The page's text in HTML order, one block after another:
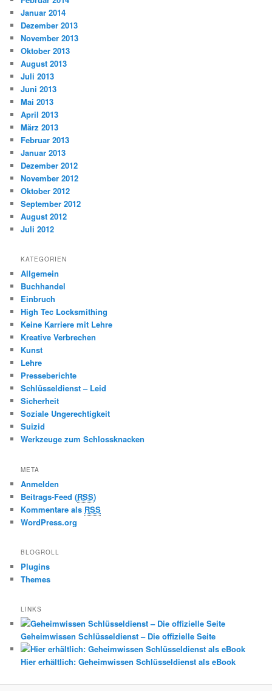
Januar 2014
Dezember 2013
November 2013
Oktober 2013
August 2013
Juli 2013
Juni 2013
Mai 2013
April 2013
März 2013
Februar 2013
Januar 2013
Dezember 2012
November 2012
Oktober 2012
September 2012
August 2012
Juli 2012
KATEGORIEN
Allgemein
Buchhandel
Einbruch
High Tec Locksmithing
Keine Karriere mit Lehre
Kreative Verbrechen
Kunst
Lehre
Presseberichte
Schlüsseldienst – Leid
Sicherheit
Soziale Ungerechtigkeit
Suizid
Werkzeuge zum Schlossknacken
META
Anmelden
Beitrags-Feed (RSS)
Kommentare als RSS
WordPress.org
BLOGROLL
Plugins
Themes
LINKS
Geheimwissen Schlüsseldienst – Die offizielle Seite
Hier erhältlich: Geheimwissen Schlüsseldienst als eBook